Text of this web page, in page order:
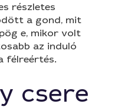
részletes
a gond, mit
e, mikor volt
az induló
félreértés.
csere